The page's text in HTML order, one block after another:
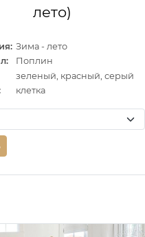
лето)
Зима - лето
Поплин
зеленый, красный, серый
клетка